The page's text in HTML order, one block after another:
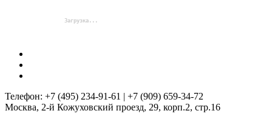
Телефон: +7 (495) 234-91-61 | +7 (909) 659-34-72
Москва, 2-й Кожуховский проезд, 29, корп.2, стр.16